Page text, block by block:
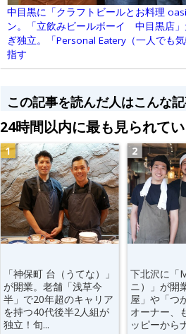
中目黒に「クラフトビールとお料理
ン。「立飲みビールボーイ 中目黒店
ぎ独立。「Personal Eatery（一人でも
指す
この記事を読んだ人はこんな
24時間以内に最も見られて
「神保町 台（うてな）」
が開業。老舗「浅草今
半」で20年超のキャリア
を持つ40代後半2人組が
独立！旬...
下北沢に「
ニ）」が開
屋」や「つ
オーナー、
ッピーから